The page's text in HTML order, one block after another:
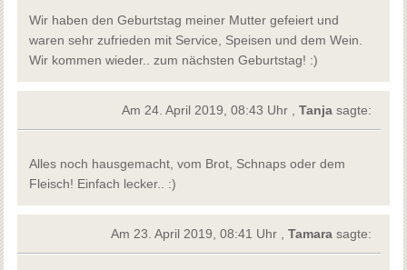
Wir haben den Geburtstag meiner Mutter gefeiert und
waren sehr zufrieden mit Service, Speisen und dem Wein.
Wir kommen wieder.. zum nächsten Geburtstag! :)
Am 24. April 2019, 08:43 Uhr ,Tanja sagte:
Alles noch hausgemacht, vom Brot, Schnaps oder dem
Fleisch! Einfach lecker.. :)
Am 23. April 2019, 08:41 Uhr ,Tamara sagte: